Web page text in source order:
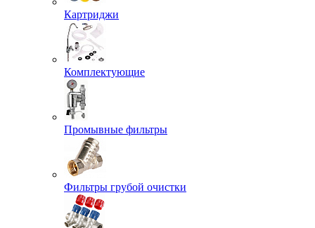
Картриджи
Комплектующие
Промывные фильтры
Фильтры грубой очистки